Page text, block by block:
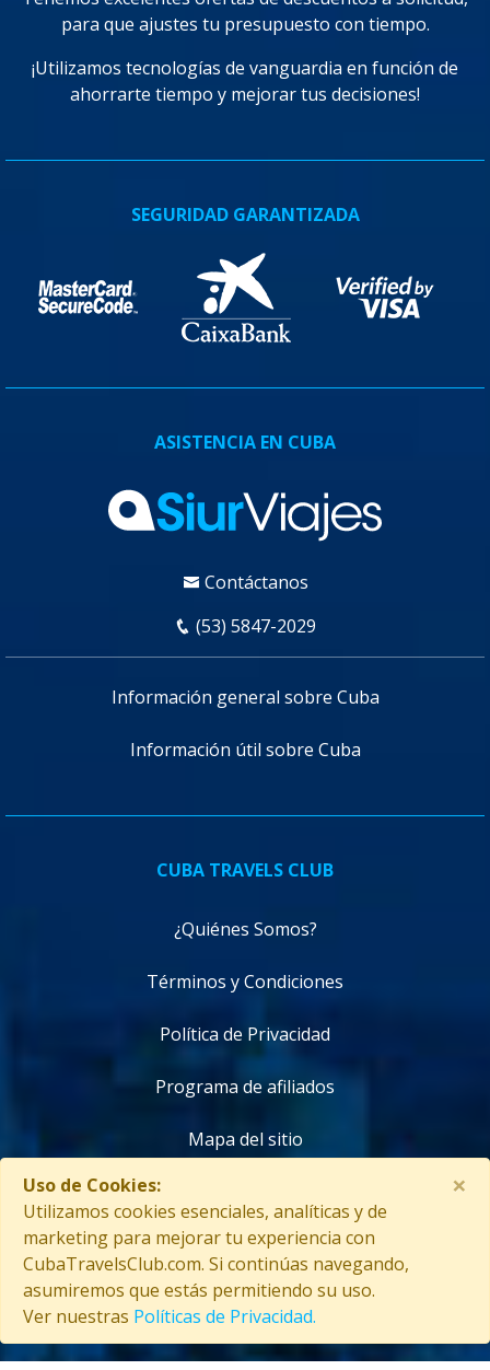
Uso de Cookies:
Utilizamos cookies esenciales, analíticas y de
marketing para mejorar tu experiencia con
CubaTravelsClub.com. Si continúas navegando,
asumiremos que estás permitiendo su uso.
Ver nuestras Políticas de Privacidad.
×
para que ajustes tu presupuesto con tiempo.
¡Utilizamos tecnologías de vanguardia en función de
ahorrarte tiempo y mejorar tus decisiones!
SEGURIDAD GARANTIZADA
ASISTENCIA EN CUBA
Contáctanos
(53) 5847-2029
Información general sobre Cuba
Información útil sobre Cuba
CUBA TRAVELS CLUB
¿Quiénes Somos?
Términos y Condiciones
Política de Privacidad
Programa de afiliados
Mapa del sitio
Copyright © 2026 CubaTravelsClub. Todos los derechos reservados